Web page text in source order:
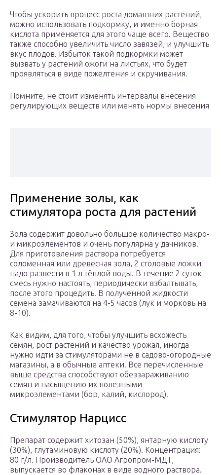
Чтобы ускорить процесс роста домашних растений,
можно использовать подкормку, и именно борная
кислота применяется для этого чаще всего. Вещество
также способно увеличить число завязей, и улучшить
вкус плодов. Избыток такой подкормки может
вызвать у растений ожоги на листьях, что будет
проявляться в виде пожелтения и скручивания.
Помните, не стоит изменять интервалы внесения
регулирующих веществ или менять нормы внесения
Применение золы, как
стимулятора роста для растений
Зола содержит довольно большое количество макро-
и микроэлементов и очень популярна у дачников.
Для приготовления раствора потребуется
соломенная или древесная зола, 2 столовые ложки
надо развести в 1 л тёплой воды. В течение 2 суток
смесь нужно настоять, периодически взбалтывать,
после этого процедить. В полученной жидкости
семена замачиваются на 4-5 часов (лук и морковь на
8-10).
Как видим, для того, чтобы улучшить всхожесть
семян, рост растений и качество урожая, иногда
нужно идти за стимуляторами не в садово-огородные
магазины, а в обычные аптеки. Все перечисленные
выше средства способствуют обеззараживанию
семян и насыщению их полезными
микроэлементами (бор, калий, кислород).
Стимулятор Нарцисс
Препарат содержит хитозан (50%), янтарную кислоту
(30%), глутаминовую кислоту (20%). Концентрация:
80 г/л. Производитель ОАО Агропром-МДТ,
выпускается во флаконах в виде водного раствора.